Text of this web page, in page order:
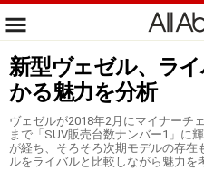
新型ヴェゼル、ラ
かる魅力を分析
ヴェゼルが2018年2月にマイナーチ
まで「SUV販売台数ナンバー1」に
が経ち、そろそろ次期モデルの存
ルをライバルと比較しながら魅力を